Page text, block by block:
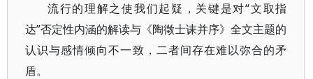
流行的理解之使我们起疑，关键是对“文取指
达”否定性内涵的解读与《陶徵士诔并序》全文主题的
认识与感情倾向不一致，二者间存在难以弥合的矛
盾。